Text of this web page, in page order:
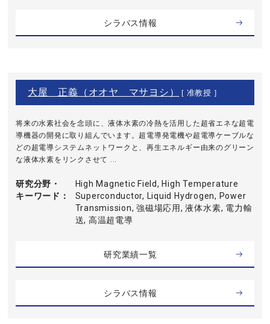
シラバス情報
大屋 正義（オオヤ マサヨシ） [ 准教授 ]
将来の水素社会を念頭に、液体水素の冷熱を活用した超省エネな超電
導機器の開発に取り組んでいます。超電導発電機や超電導ケーブルな
どの超電導システムネットワークと、再生エネルギー由来のグリーン
な液体水素をリンクさせて ...
研究分野・
キーワード
High Magnetic Field, High Temperature
Superconductor, Liquid Hydrogen, Power
Transmission, 強磁場応用, 液体水素, 電力輸
送, 高温超電導
研究業績一覧
シラバス情報